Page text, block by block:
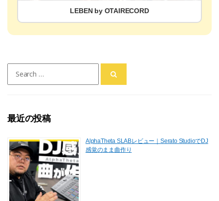
LEBEN by OTAIRECORD
for:
最近の投稿
AlphaTheta SLABレビュー｜Serato StudioでDJ
感覚のまま曲作り